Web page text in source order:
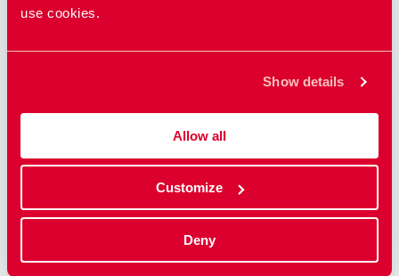
use cookies.
Show details
Allow all
Customize
Deny
Genital mutilation
الاضطهاد والعنف المرتبط بالشرف
Honour-related violence and oppression